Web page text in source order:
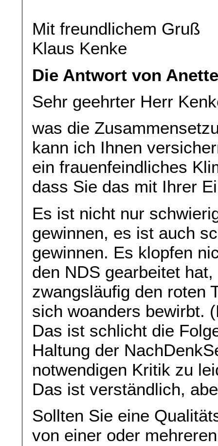
Mit freundlichem Gruß
Klaus Kenke
Die Antwort von
Sehr geehrter Herr
was die
kann ich Ihnen
ein frauenfeindliches
dass Sie das mit Ihrer
Es ist nicht nur
gewinnen, es ist auch
gewinnen. Es klopfen
den NDS gearbeitet
zwangsläufig den roten
sich woanders bewirbt.
Das ist schlicht die
Haltung der
notwendigen Kritik zu
Das ist verständlich,
Sollten Sie eine
von einer oder